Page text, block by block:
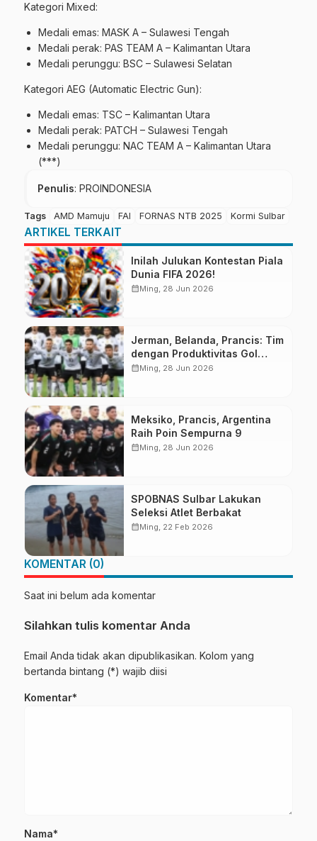
Kategori Mixed:
Medali emas: MASK A – Sulawesi Tengah
Medali perak: PAS TEAM A – Kalimantan Utara
Medali perunggu: BSC – Sulawesi Selatan
Kategori AEG (Automatic Electric Gun):
Medali emas: TSC – Kalimantan Utara
Medali perak: PATCH – Sulawesi Tengah
Medali perunggu: NAC TEAM A – Kalimantan Utara
(***)
Penulis: PROINDONESIA
Tags AMD Mamuju FAI FORNAS NTB 2025 Kormi Sulbar
ARTIKEL TERKAIT
Inilah Julukan Kontestan Piala
Dunia FIFA 2026!
calendar_monthMing, 28 Jun 2026
Jerman, Belanda, Prancis: Tim
dengan Produktivitas Gol
Terbanyak
calendar_monthMing, 28 Jun 2026
Meksiko, Prancis, Argentina
Raih Poin Sempurna 9
calendar_monthMing, 28 Jun 2026
SPOBNAS Sulbar Lakukan
Seleksi Atlet Berbakat
calendar_monthMing, 22 Feb 2026
KOMENTAR (0)
Saat ini belum ada komentar
Silahkan tulis komentar Anda
Email Anda tidak akan dipublikasikan. Kolom yang
bertanda bintang (*) wajib diisi
Komentar*
Nama*